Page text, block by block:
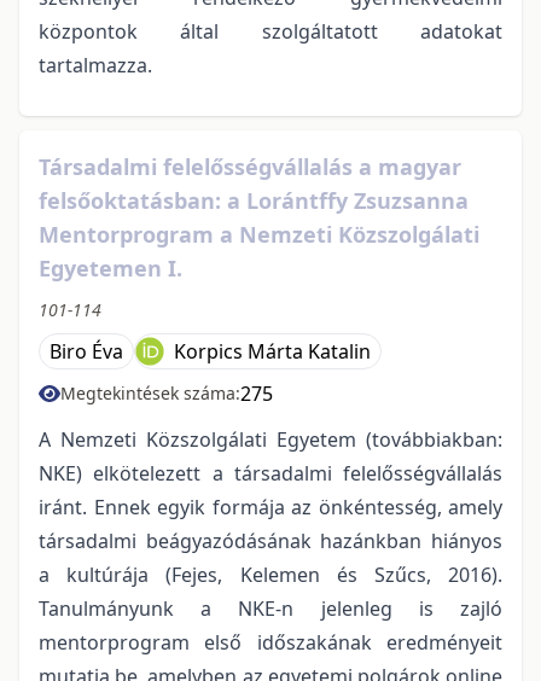
központok által szolgáltatott adatokat
tartalmazza.
Társadalmi felelősségvállalás a magyar
felsőoktatásban: a Lorántffy Zsuzsanna
Mentorprogram a Nemzeti Közszolgálati
Egyetemen I.
101-114
Biro Éva Korpics Márta Katalin
Megtekintések száma:275
A Nemzeti Közszolgálati Egyetem (továbbiakban:
NKE) elkötelezett a társadalmi felelősségvállalás
iránt. Ennek egyik formája az önkéntesség, amely
társadalmi beágyazódásának hazánkban hiányos
a kultúrája (Fejes, Kelemen és Szűcs, 2016).
Tanulmányunk a NKE-n jelenleg is zajló
mentorprogram első időszakának eredményeit